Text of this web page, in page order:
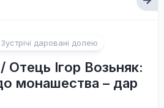
даровані долею
/ Отець Ігор Возьняк:
монашества – дар